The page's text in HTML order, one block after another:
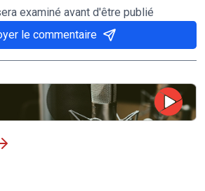
examiné avant d'être publié
le commentaire